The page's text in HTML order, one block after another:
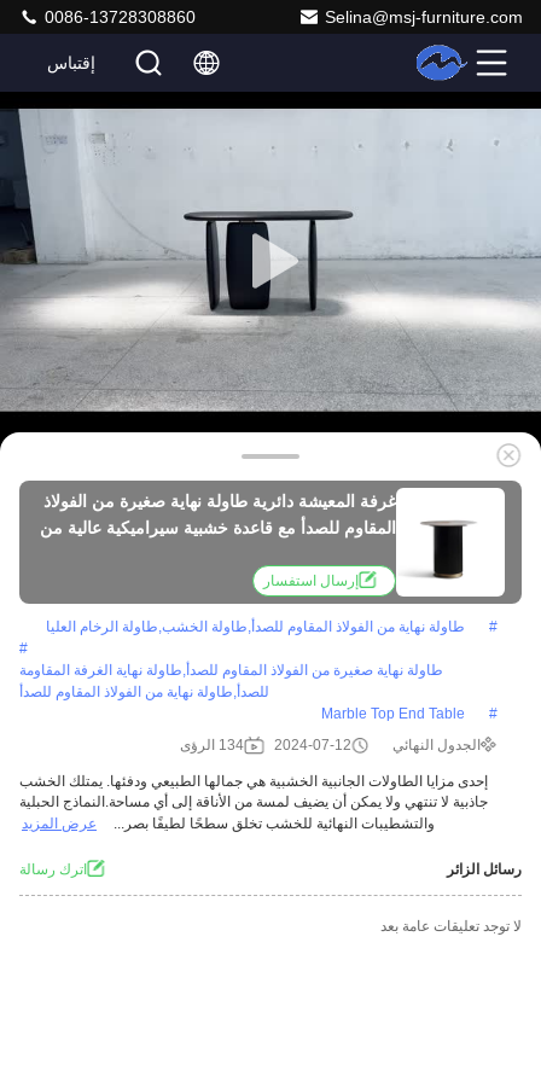
Selina@msj-furniture.com
0086-13728308860
إقتباس
غرفة المعيشة دائرية طاولة نهاية صغيرة من الفولاذ
المقاوم للصدأ مع قاعدة خشبية سيراميكية عالية من
إرسال استفسار
#
طاولة نهاية من الفولاذ المقاوم للصدأ,طاولة الخشب,طاولة الرخام العليا
#
طاولة نهاية صغيرة من الفولاذ المقاوم للصدأ,طاولة نهاية الغرفة المقاومة
للصدأ,طاولة نهاية من الفولاذ المقاوم للصدأ
#
Marble Top End Table
الجدول النهائي
2024-07-12 134 الرؤى
إحدى مزايا الطاولات الجانبية الخشبية هي جمالها الطبيعي ودفئها. يمتلك الخشب
جاذبية لا تنتهي ولا يمكن أن يضيف لمسة من الأناقة إلى أي مساحة.النماذج الحبلية
والتشطيبات النهائية للخشب تخلق سطحًا لطيفًا بصر...
عرض المزيد
رسائل الزائر اترك رسالة
لا توجد تعليقات عامة بعد